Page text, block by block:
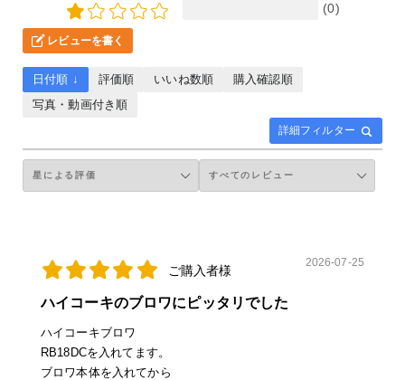
(0)
レビューを書く
詳細フィルター
日付順 ↓ 評価順 いいね数順
購入確認順
写真・動画付き順
ご購入者様
2026-07-25
ハイコーキのブロワにピッタリでした
ハイコーキブロワ
RB18DCを入れてます。
ブロワ本体を入れてから